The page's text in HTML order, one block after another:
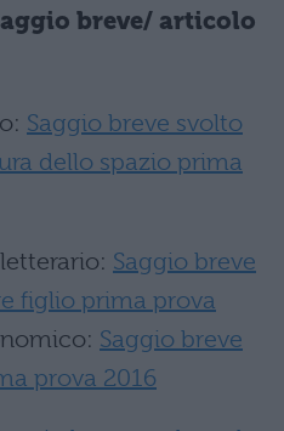
breve/ articolo
Saggio breve svolto
dello spazio prima
Saggio breve
figlio prima prova
Saggio breve
prova 2016